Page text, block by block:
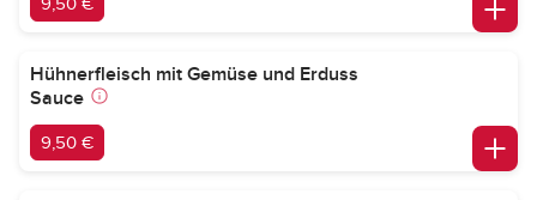
Hühnerfleisch mit Gemüse und Erduss
Sauce
9,50 €